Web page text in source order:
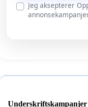
Jeg aksepterer